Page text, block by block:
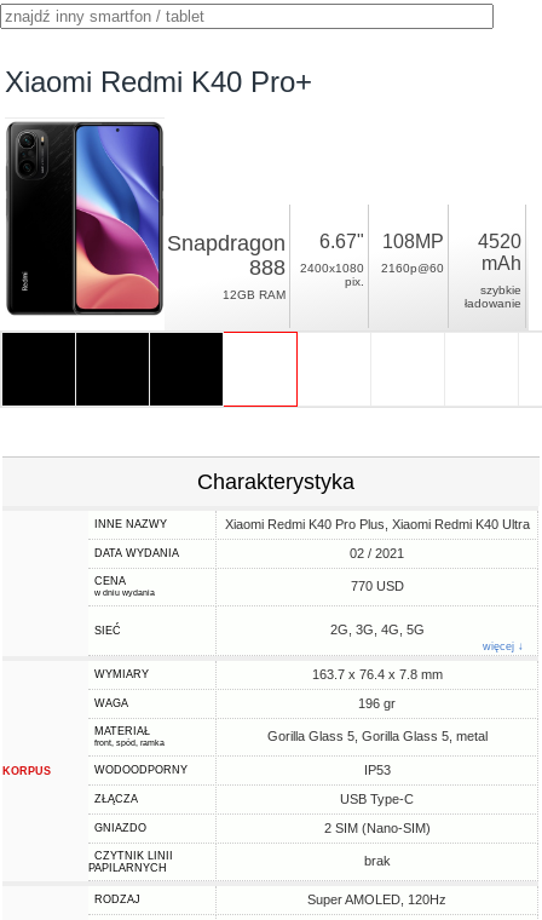
Xiaomi Redmi K40 Pro+
Snapdragon
888
12GB RAM
6.67"
2400x1080
pix.
108MP
2160p@60
4520
mAh
szybkie
ładowanie
Charakterystyka
INNE NAZWY Xiaomi Redmi K40 Pro Plus, Xiaomi Redmi K40 Ultra
DATA WYDANIA 02 / 2021
CENA
w dniu wydania 770 USD
SIEĆ 2G, 3G, 4G, 5G
więcej ↓
KORPUS
WYMIARY 163.7 x 76.4 x 7.8 mm
WAGA 196 gr
MATERIAŁ
front, spód, ramka Gorilla Glass 5, Gorilla Glass 5, metal
WODOODPORNY IP53
ZŁĄCZA USB Type-C
GNIAZDO 2 SIM (Nano-SIM)
CZYTNIK LINII
PAPILARNYCH
brak
RODZAJ Super AMOLED, 120Hz